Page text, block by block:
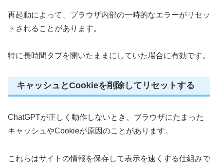
再起動によって、ブラウザ内部の一時的なエラーがリセッ
トされることがあります。
特に長時間タブを開いたままにしていた場合に有効です。
キャッシュとCookieを削除してリセットする
ChatGPTが正しく動作しないとき、ブラウザにたまった
キャッシュやCookieが原因のことがあります。
これらはサイトの情報を保存して表示を速くする仕組みで